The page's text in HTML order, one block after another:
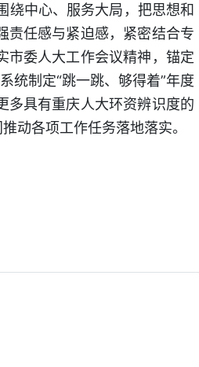
绕中心、服务大局，把思想和
责任感与紧迫感，紧密结合专
市委人大工作会议精神，锚定
统制定“跳一跳、够得着”年度
多具有重庆人大环资辨识度的
动各项工作任务落地落实。